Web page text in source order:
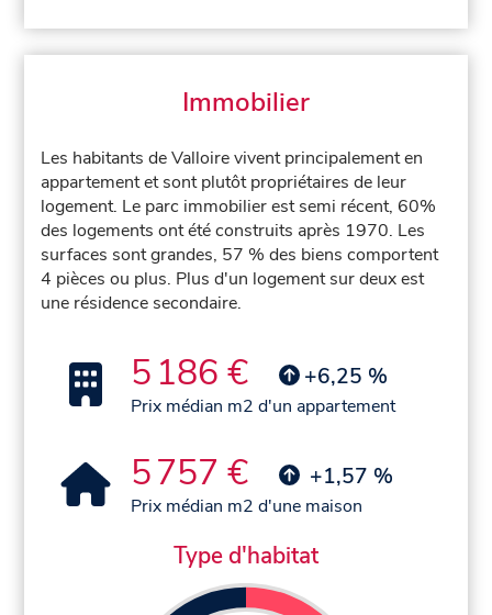
Immobilier
Les habitants de Valloire vivent principalement en
appartement et sont plutôt propriétaires de leur
logement. Le parc immobilier est semi récent, 60%
des logements ont été construits après 1970. Les
surfaces sont grandes, 57 % des biens comportent
4 pièces ou plus. Plus d'un logement sur deux est
une résidence secondaire.
5 186 € +6,25 %
Prix médian m2 d'un appartement
5 757 € +1,57 %
Prix médian m2 d'une maison
Type d'habitat